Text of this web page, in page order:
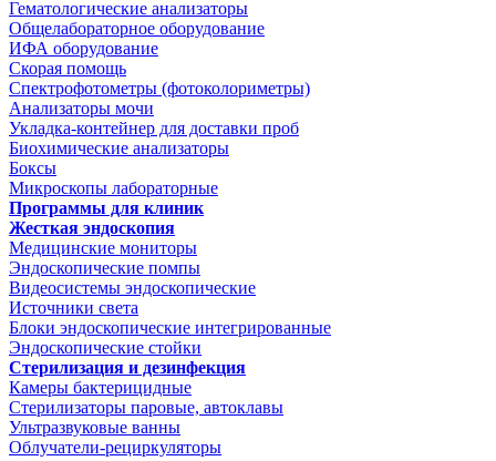
Гематологические анализаторы
Общелабораторное оборудование
ИФА оборудование
Скорая помощь
Спектрофотометры (фотоколориметры)
Анализаторы мочи
Укладка-контейнер для доставки проб
Биохимические анализаторы
Боксы
Микроскопы лабораторные
Программы для клиник
Жесткая эндоскопия
Медицинские мониторы
Эндоскопические помпы
Видеосистемы эндоскопические
Источники света
Блоки эндоскопические интегрированные
Эндоскопические стойки
Стерилизация и дезинфекция
Камеры бактерицидные
Стерилизаторы паровые, автоклавы
Ультразвуковые ванны
Облучатели-рециркуляторы